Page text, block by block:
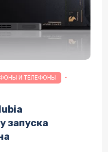
И ТЕЛЕФОНЫ
запуска